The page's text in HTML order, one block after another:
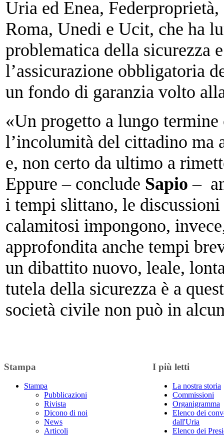
Uria ed Enea,
Roma, Unedi e Ucit, che ha
problematica della sicurezza
l’assicurazione obbligatoria
un fondo di garanzia volto
«Un progetto a lungo
l’incolumità del cittadino ma
e, non certo da ultimo a
Eppure – conclude Sapio –
i tempi slittano, le
calamitosi impongono,
approfondita anche tempi
un dibattito nuovo, leale,
tutela della sicurezza è a
società civile non può in
Stampa
Stampa
Pubblicazioni
Rivista
Dicono di noi
News
Articoli
I più letti
La nostra storia
Commissioni
Organigramma
Elenco dei
dall'Uria
Elenco dei